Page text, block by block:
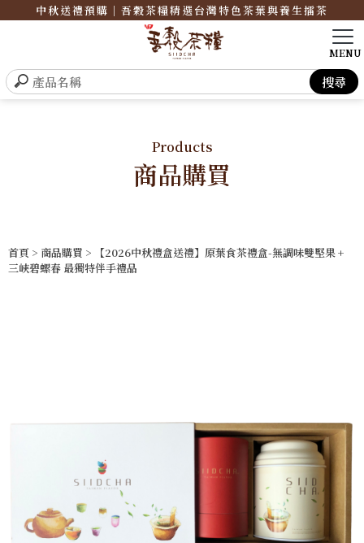
中秋送禮預購｜吾穀茶糧精選台灣特色茶葉與養生擂茶
Products
商品購買
首頁 > 商品購買 > 【2026中秋禮盒送禮】原葉食茶禮盒-無調味雙堅果 +
三峽碧螺春 最獨特伴手禮品